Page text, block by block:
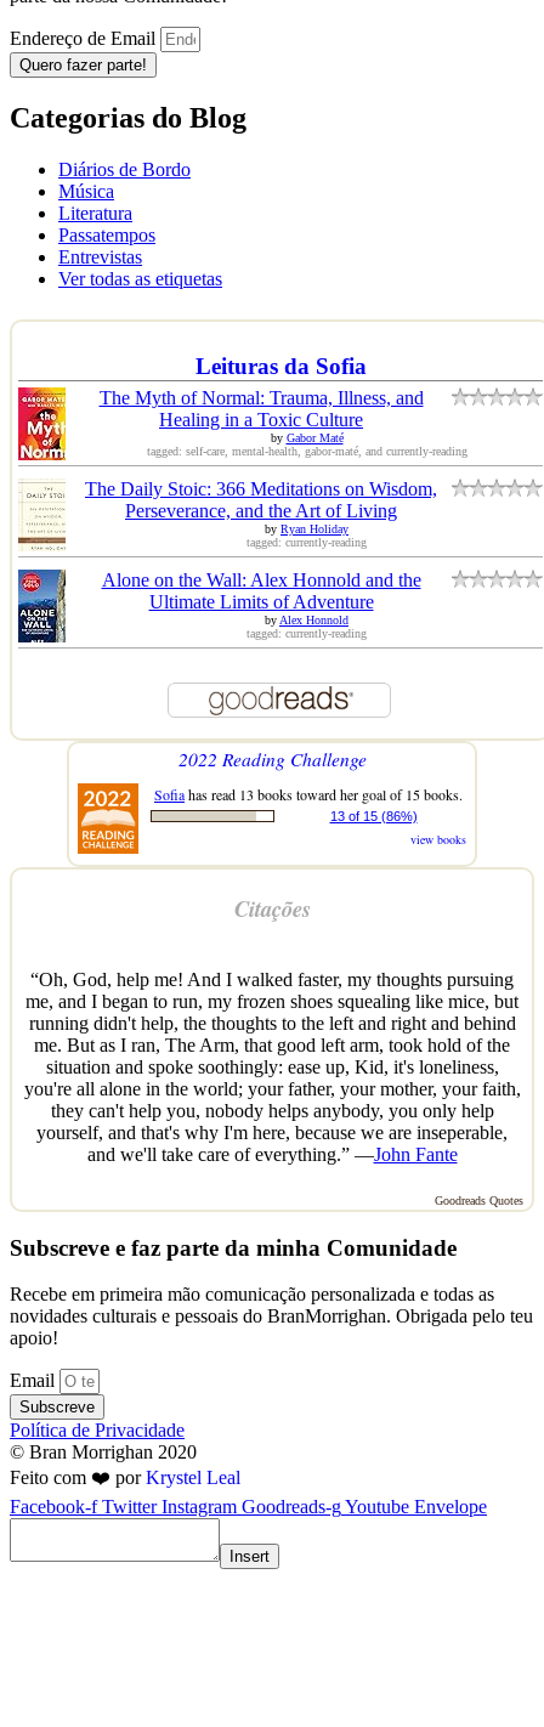
Endereço de Email
Quero fazer parte!
Categorias do Blog
Diários de Bordo
Música
Literatura
Passatempos
Entrevistas
Ver todas as etiquetas
Leituras da Sofia
The Myth of Normal: Trauma, Illness, and
Healing in a Toxic Culture
by Gabor Maté
tagged: self-care, mental-health, gabor-maté, and currently-reading
The Daily Stoic: 366 Meditations on Wisdom,
Perseverance, and the Art of Living
by Ryan Holiday
tagged: currently-reading
Alone on the Wall: Alex Honnold and the
Ultimate Limits of Adventure
byAlex Honnold
tagged: currently-reading
2022 Reading Challenge
Sofiahas read 13 books toward her goal of 15 books.
13 of 15 (86%)
view books
Citações
“Oh, God, help me! And I walked faster, my thoughts pursuing
me, and I began to run, my frozen shoes squealing like mice, but
running didn't help, the thoughts to the left and right and behind
me. But as I ran, The Arm, that good left arm, took hold of the
situation and spoke soothingly: ease up, Kid, it's loneliness,
you're all alone in the world; your father, your mother, your faith,
they can't help you, nobody helps anybody, you only help
yourself, and that's why I'm here, because we are inseperable,
and we'll take care of everything.” —John Fante
Goodreads Quotes
Subscreve e faz parte da minha Comunidade
Recebe em primeira mão comunicação personalizada e todas as
novidades culturais e pessoais do BranMorrighan. Obrigada pelo teu
apoio!
Email
Subscreve
Política de Privacidade
© Bran Morrighan 2020
Feito com ❤️ porKrystel Leal
Facebook-f Twitter Instagram Goodreads-gYoutube Envelope
Insert